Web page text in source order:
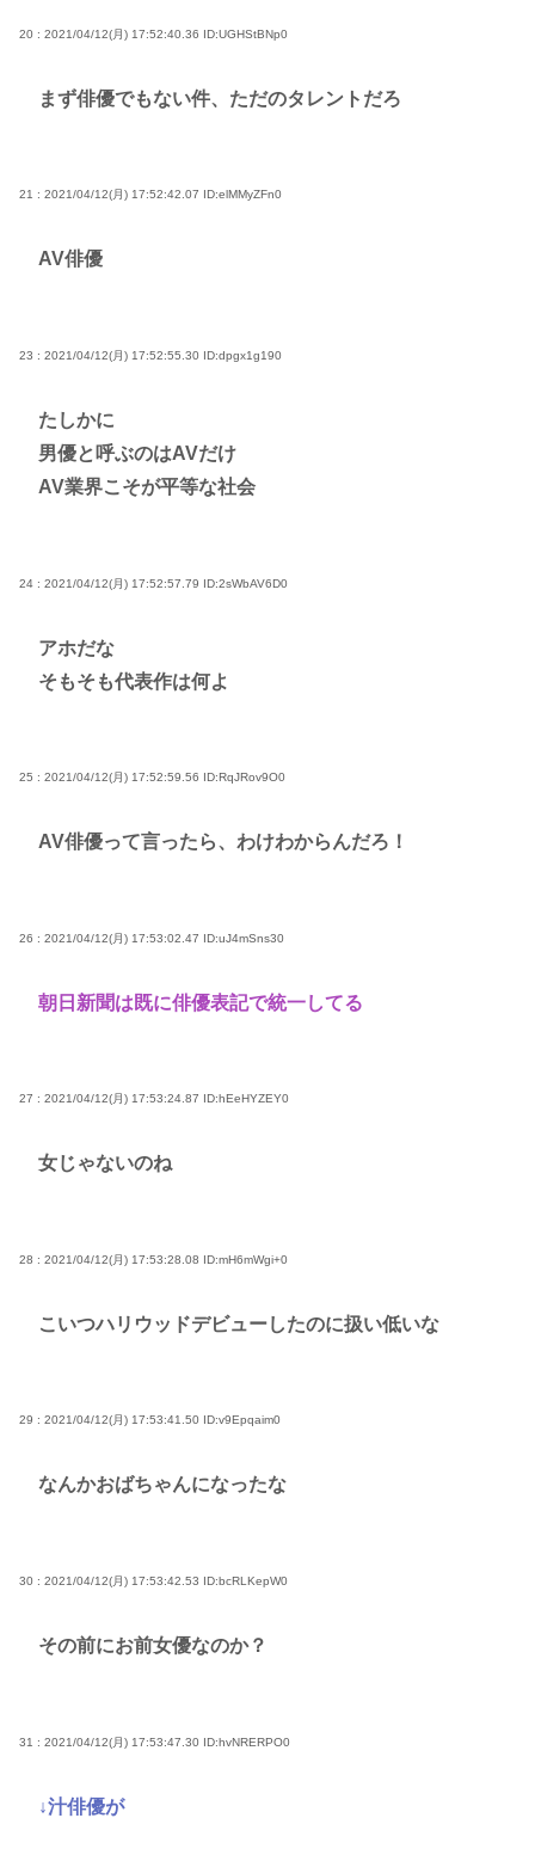
20 : 2021/04/12(月) 17:52:40.36 ID:UGHStBNp0
まず俳優でもない件、ただのタレントだろ
21 : 2021/04/12(月) 17:52:42.07 ID:elMMyZFn0
AV俳優
23 : 2021/04/12(月) 17:52:55.30 ID:dpgx1g190
たしかに
男優と呼ぶのはAVだけ
AV業界こそが平等な社会
24 : 2021/04/12(月) 17:52:57.79 ID:2sWbAV6D0
アホだな
そもそも代表作は何よ
25 : 2021/04/12(月) 17:52:59.56 ID:RqJRov9O0
AV俳優って言ったら、わけわからんだろ！
26 : 2021/04/12(月) 17:53:02.47 ID:uJ4mSns30
朝日新聞は既に俳優表記で統一してる
27 : 2021/04/12(月) 17:53:24.87 ID:hEeHYZEY0
女じゃないのね
28 : 2021/04/12(月) 17:53:28.08 ID:mH6mWgi+0
こいつハリウッドデビューしたのに扱い低いな
29 : 2021/04/12(月) 17:53:41.50 ID:v9Epqaim0
なんかおばちゃんになったな
30 : 2021/04/12(月) 17:53:42.53 ID:bcRLKepW0
その前にお前女優なのか？
31 : 2021/04/12(月) 17:53:47.30 ID:hvNRERPO0
↓汁俳優が